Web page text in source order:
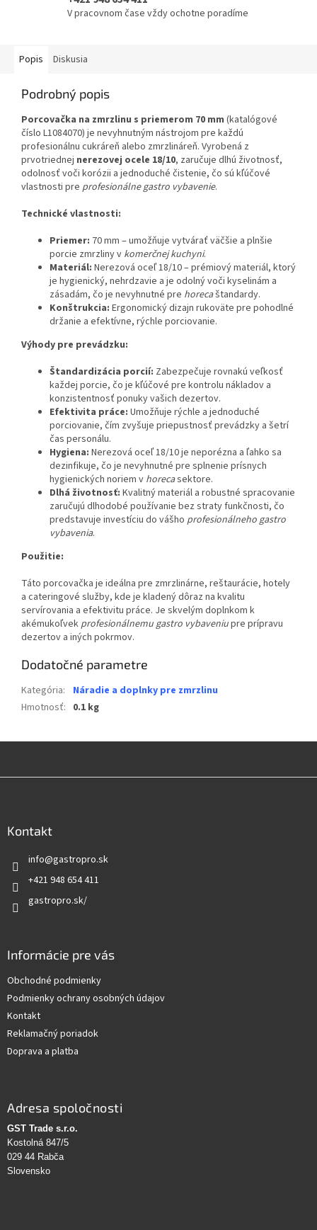
V pracovnom čase vždy ochotne poradíme
Popis Diskusia
Podrobný popis
Porcovačka na zmrzlinu s priemerom 70 mm (katalógové
číslo L1084070) je nevyhnutným nástrojom pre každú
profesionálnu cukráreň alebo zmrzlináreň. Vyrobená z
prvotriednej nerezovej ocele 18/10, zaručuje dlhú životnosť,
odolnosť voči korózii a jednoduché čistenie, čo sú kľúčové
vlastnosti pre profesionálne gastro vybavenie.
Technické vlastnosti:
Priemer: 70 mm – umožňuje vytvárať väčšie a plnšie
porcie zmrzliny v komerčnej kuchyni.
Materiál: Nerezová oceľ 18/10 – prémiový materiál, ktorý
je hygienický, nehrdzavie a je odolný voči kyselinám a
zásadám, čo je nevyhnutné pre horecaštandardy.
Konštrukcia: Ergonomický dizajn rukoväte pre pohodlné
držanie a efektívne, rýchle porciovanie.
Výhody pre prevádzku:
Štandardizácia porcií: Zabezpečuje rovnakú veľkosť
každej porcie, čo je kľúčové pre kontrolu nákladov a
konzistentnosť ponuky vašich dezertov.
Efektivita práce: Umožňuje rýchle a jednoduché
porciovanie, čím zvyšuje priepustnosť prevádzky a šetrí
čas personálu.
Hygiena: Nerezová oceľ 18/10 je neporézna a ľahko sa
dezinfikuje, čo je nevyhnutné pre splnenie prísnych
hygienických noriem v horecasektore.
Dlhá životnosť: Kvalitný materiál a robustné spracovanie
zaručujú dlhodobé používanie bez straty funkčnosti, čo
predstavuje investíciu do vášho profesionálneho gastro
vybavenia.
Použitie:
Táto porcovačka je ideálna pre zmrzlinárne, reštaurácie, hotely
a cateringové služby, kde je kladený dôraz na kvalitu
servírovania a efektivitu práce. Je skvelým doplnkom k
akémukoľvek profesionálnemu gastro vybaveniupre prípravu
dezertov a iných pokrmov.
Dodatočné parametre
Kategória:
Náradie a doplnky pre zmrzlinu
Hmotnosť: 0.1 kg
Kontakt
info@gastropro.sk
+421 948 654 411
gastropro.sk/
Informácie pre vás
Obchodné podmienky
Podmienky ochrany osobných údajov
Kontakt
Reklamačný poriadok
Doprava a platba
Adresa spoločnosti
GST Trade s.r.o.
Kostolná 847/5
029 44 Rabča
Slovensko